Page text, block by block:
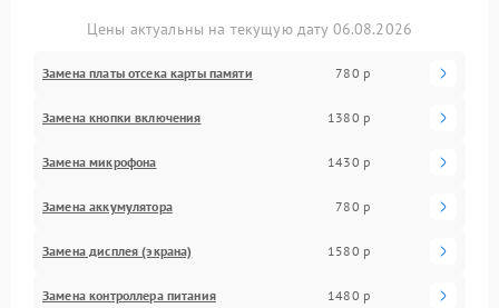
Цены актуальны на текущую дату 06.08.2026
Замена платы отсека карты памяти 780 р
Замена кнопки включения 1380 р
Замена микрофона 1430 р
Замена аккумулятора 780 р
Замена дисплея (экрана) 1580 р
Замена контроллера питания 1480 р